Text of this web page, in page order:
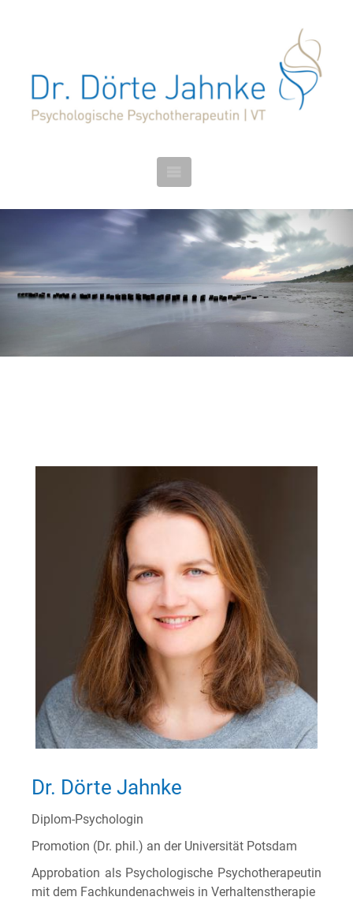
Dr. Dörte Jahnke
Diplom-Psy­cho­lo­gin
Pro­mo­ti­on (Dr. phil.) an der Uni­ver­si­tät Potsdam
Appro­ba­ti­on als Psy­cho­lo­gi­sche Psy­cho­the­ra­peu­tin
mit dem Fach­kun­de­nach­weis in Verhaltenstherapie